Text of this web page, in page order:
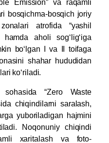
Emission” va raqamli
bosqichma-bosqich joriy
atrofida “yashil
aholi sog‘lig‘iga
bo‘lgan I va II toifaga
shahar hududidan
ko‘riladi.
sohasida “Zero Waste
chiqindilarni saralash,
yuboriladigan hajmini
Noqonuniy chiqindi
xaritalash va foto-